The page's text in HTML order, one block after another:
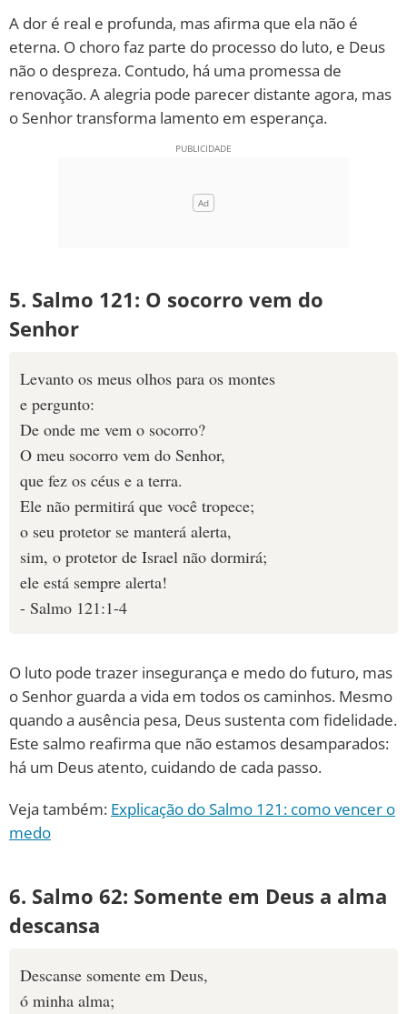
A dor é real e profunda, mas afirma que ela não é
eterna. O choro faz parte do processo do luto, e Deus
não o despreza. Contudo, há uma promessa de
renovação. A alegria pode parecer distante agora, mas
o Senhor transforma lamento em esperança.
5. Salmo 121: O socorro vem do
Senhor
Levanto os meus olhos para os montes
e pergunto:
De onde me vem o socorro?
O meu socorro vem do Senhor,
que fez os céus e a terra.
Ele não permitirá que você tropece;
o seu protetor se manterá alerta,
sim, o protetor de Israel não dormirá;
ele está sempre alerta!
- Salmo 121:1-4
O luto pode trazer insegurança e medo do futuro, mas
o Senhor guarda a vida em todos os caminhos. Mesmo
quando a ausência pesa, Deus sustenta com fidelidade.
Este salmo reafirma que não estamos desamparados:
há um Deus atento, cuidando de cada passo.
Veja também: Explicação do Salmo 121: como vencer o
medo
6. Salmo 62: Somente em Deus a alma
descansa
Descanse somente em Deus,
ó minha alma;